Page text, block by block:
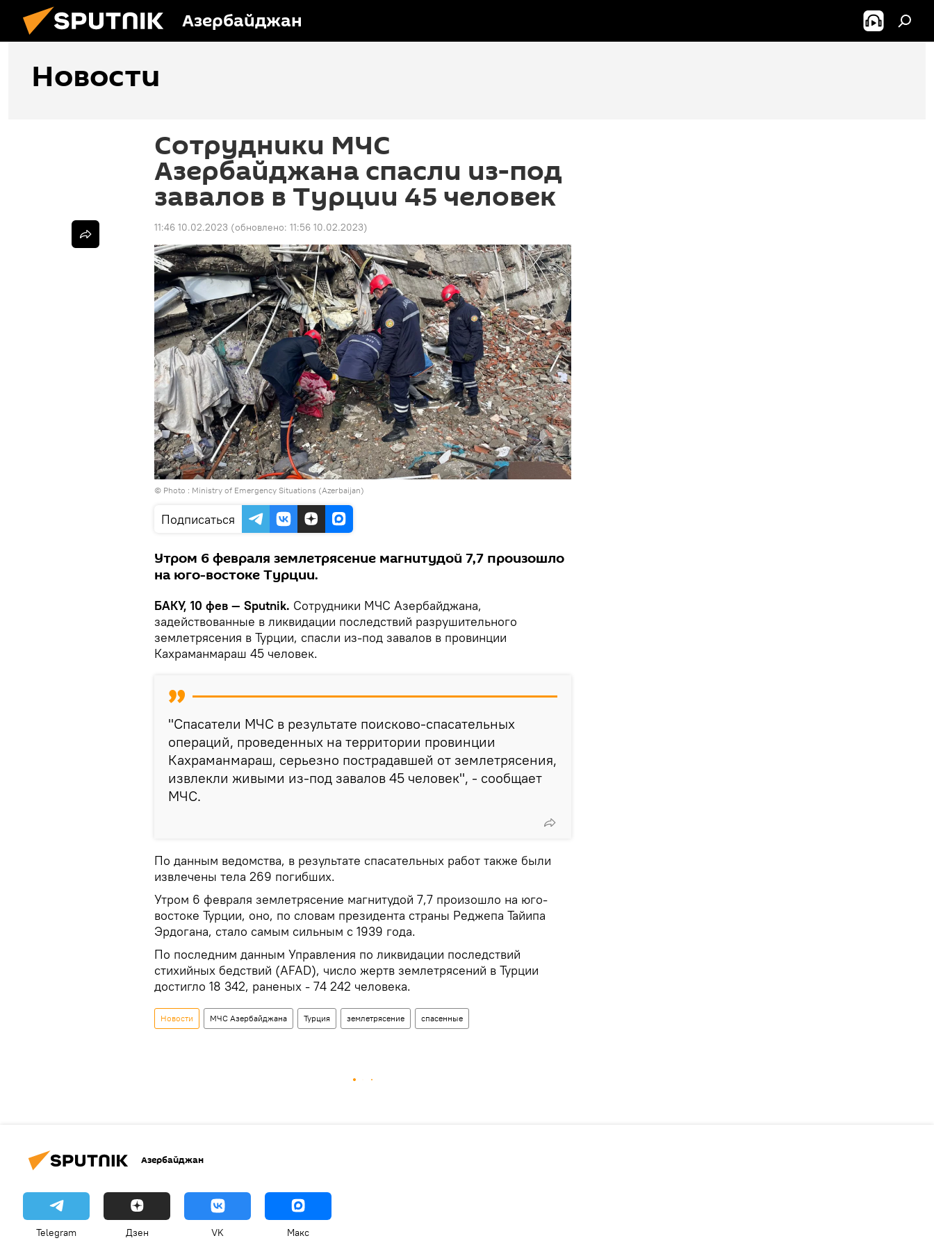
Азербайджан
Новости
Сотрудники МЧС
Азербайджана спасли из-под
завалов в Турции 45 человек
11:46 10.02.2023 (обновлено: 11:56 10.02.2023)
© Photo : Ministry of Emergency Situations (Azerbaijan)
Подписаться
Утром 6 февраля землетрясение магнитудой 7,7 произошло
на юго-востоке Турции.
БАКУ, 10 фев — Sputnik. Сотрудники МЧС Азербайджана,
задействованные в ликвидации последствий разрушительного
землетрясения в Турции, спасли из-под завалов в провинции
Кахраманмараш 45 человек.
"Спасатели МЧС в результате поисково-спасательных
операций, проведенных на территории провинции
Кахраманмараш, серьезно пострадавшей от землетрясения,
извлекли живыми из-под завалов 45 человек", - сообщает
МЧС.
По данным ведомства, в результате спасательных работ также были
извлечены тела 269 погибших.
Утром 6 февраля землетрясение магнитудой 7,7 произошло на юго-
востоке Турции, оно, по словам президента страны Реджепа Тайипа
Эрдогана, стало самым сильным с 1939 года.
По последним данным Управления по ликвидации последствий
стихийных бедствий (AFAD), число жертв землетрясений в Турции
достигло 18 342, раненых - 74 242 человека.
Новости МЧС Азербайджана Турция землетрясение спасенные
Азербайджан
Telegram Дзен VK Макс